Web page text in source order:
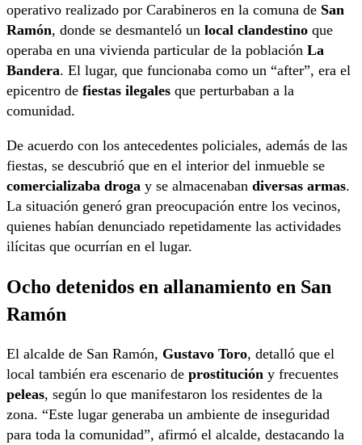
operativo realizado por Carabineros en la comuna de San
Ramón, donde se desmanteló un local clandestino que
operaba en una vivienda particular de la población La
Bandera. El lugar, que funcionaba como un “after”, era el
epicentro de fiestas ilegales que perturbaban a la
comunidad.
De acuerdo con los antecedentes policiales, además de las
fiestas, se descubrió que en el interior del inmueble se
comercializaba droga y se almacenaban diversas armas.
La situación generó gran preocupación entre los vecinos,
quienes habían denunciado repetidamente las actividades
ilícitas que ocurrían en el lugar.
Ocho detenidos en allanamiento en San
Ramón
El alcalde de San Ramón, Gustavo Toro, detalló que el
local también era escenario de prostitución y frecuentes
peleas, según lo que manifestaron los residentes de la
zona. “Este lugar generaba un ambiente de inseguridad
para toda la comunidad”, afirmó el alcalde, destacando la